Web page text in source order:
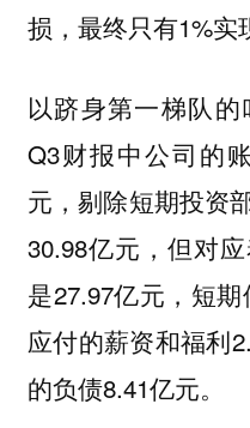
损，最终只有1%实
以跻身第一梯队
Q3财报中公司的
元，剔除短期投资
30.98亿元，但对
是27.97亿元，短
应付的薪资和福利
的负债8.41亿元。